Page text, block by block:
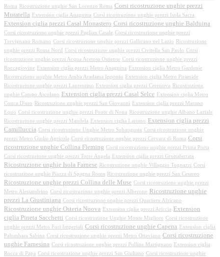
Roma
Ricostruzione unghie San Lorenzo Roma Corsi ricostruzione unghie prezzi
Muratella
Extension ciglia Anagnina Corsi ricostruzione unghie prezzi Isola Sacra
Extension ciglia prezzi Casal Monastero Corsi ricostruzione unghie Balduina
Corsi ricostruzione unghie prezzi Paglian Casale Corsi ricostruzione unghie prezzi
Trevignano Romano Corsi ricostruzione unghie prezzi Gallicano nel Lazio
Ricostruzione
unghie prezzi Roma Nord
Corsi ricostruzione unghie prezzi Civitella San Paolo Corsi
ricostruzione unghie prezzi Acqua Acetosa Ostiense Corsi ricostruzione unghie prezzi
Roccagiovine
Extension ciglia prezzi Metro Anagnina
Extension ciglia Metro Gardenie
Ricostruzione unghie Metro Amba Aradama Ipponio
Extension ciglia Metro Piramide
Ricostruzione unghie prezzi Laurentino
Extension ciglia prezzi Cerenova
Ricostruzione
unghie Campo Ascolano
Extension ciglia prezzi Casal Selce
Extension ciglia Metro
Conca D'oro
Ricostruzione unghie prezzi San Giovanni
Extension ciglia prezzi Marano
Equo Corsi ricostruzione unghie prezzi Ponte di Nona
Ricostruzione unghie Albano Laziale
Ricostruzione unghie prezzi Mandela
Extension ciglia Lariano
Extension ciglia prezzi
Camilluccia Corsi ricostruzione Unghie Metro Subaugusta Corsi ricostruzione unghie
prezzi Metro Giulio Agricola Corsi ricostruzione unghie prezzi Cervara di Roma Corsi
ricostruzione unghie Collina Fleming Corsi ricostruzione unghie prezzi Prima Porta
Corsi ricostruzione unghie prezzi Torre Angela
Extension ciglia prezzi Grottaferrata
Ricostruzione unghie Isola Farnese Ricostruzione unghie Villaggio Tognazzi Corsi
ricostruzione unghie Piazza di Spagna Roma
Ricostruzione unghie prezzi San Cesareo
Ricostruzione unghie prezzi Collina delle Muse Corsi ricostruzione unghie prezzi
Metro Alessandrino Corsi ricostruzione unghie prezzi Alberone
Ricostruzione unghie
prezzi La Giustiniana Corsi ricostruzione unghie prezzi Quartiere Africano
Ricostruzione unghie Osteria Nuova Extension ciglia prezzi Ariccia
Extension
ciglia Pineta Sacchetti Corsi ricostruzione Unghie Monte Migliore Corsi ricostruzione
unghie prezzi Metro Fori Imperiali Corsi ricostruzione unghie Capena
Extension ciglia
Palombara Sabina Corsi ricostruzione unghie prezzi Metro Ottaviano Corsi ricostruzione
unghie Farnesina Corsi ricostruzione unghie prezzi Polline Martignano
Extension ciglia
Rocca di Papa Corsi ricostruzione unghie prezzi San Giuliano Corsi ricostruzione unghie